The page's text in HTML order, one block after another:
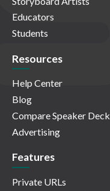
Educators
Students
Resources
Help Center
Blog
Compare Speaker Deck
Advertising
Features
Private URLs